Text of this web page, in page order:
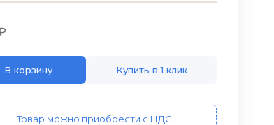
В корзину Купить в 1 клик
Товар можно приобрести с НДС